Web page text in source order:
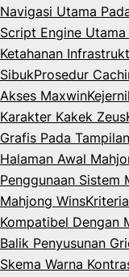
Navigasi Utama
Script Engine
Ketahanan
SibukProsedur
Akses Maxwin
Karakter Kakek Zeus
Grafis Pada
Halaman Awal
Penggunaan Sistem
Mahjong Wins
Kompatibel Dengan
Balik Penyusunan
Skema Warna